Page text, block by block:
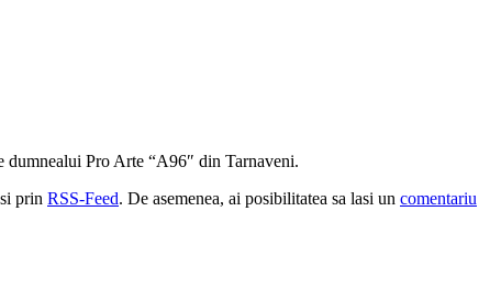
dumnealui Pro Arte “A96″ din Tarnaveni.
prin RSS-Feed. De asemenea, ai posibilitatea sa lasi un comentariu